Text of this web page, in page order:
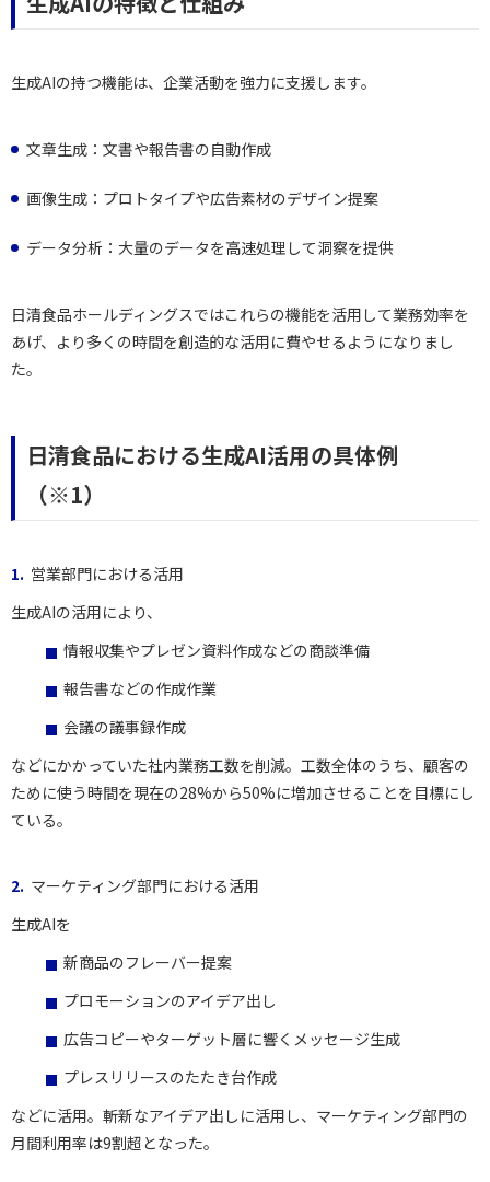
生成AIの持つ機能は、企業活動を強力に支援します。
文章生成：文書や報告書の自動作成
画像生成：プロトタイプや広告素材のデザイン提案
データ分析：大量のデータを高速処理して洞察を提供
日清食品ホールディングスではこれらの機能を活用して業務効率を
あげ、より多くの時間を創造的な活用に費やせるようになりまし
た。
日清食品における生成AI活用の具体例
（※1）
営業部門における活用
生成AIの活用により、
情報収集やプレゼン資料作成などの商談準備
報告書などの作成作業
会議の議事録作成
などにかかっていた社内業務工数を削減。工数全体のうち、顧客の
ために使う時間を現在の28%から50%に増加させることを目標にし
ている。
マーケティング部門における活用
生成AIを
新商品のフレーバー提案
プロモーションのアイデア出し
広告コピーやターゲット層に響くメッセージ生成
プレスリリースのたたき台作成
などに活用。斬新なアイデア出しに活用し、マーケティング部門の
月間利用率は9割超となった。